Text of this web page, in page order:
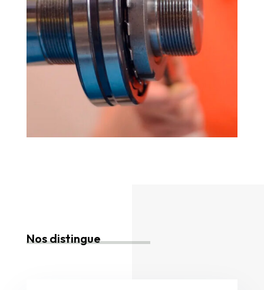
Nos distingue